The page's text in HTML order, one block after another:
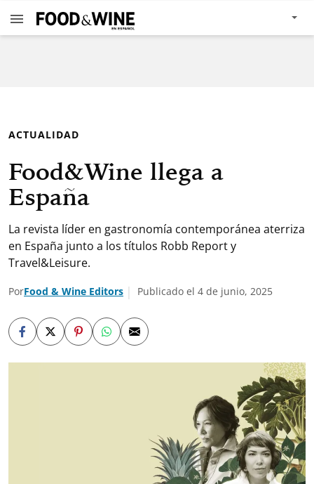
ACTUALIDAD
Food&Wine llega a
España
La revista líder en gastronomía contemporánea aterriza
en España junto a los títulos Robb Report y
Travel&Leisure.
PorFood & Wine Editors Publicado el 4 de junio, 2025